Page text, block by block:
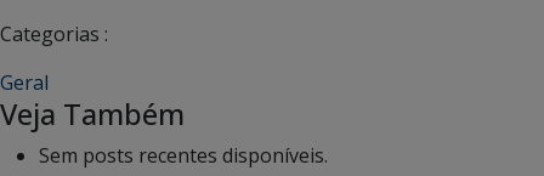
Categorias :
Geral
Veja Também
Sem posts recentes disponíveis.